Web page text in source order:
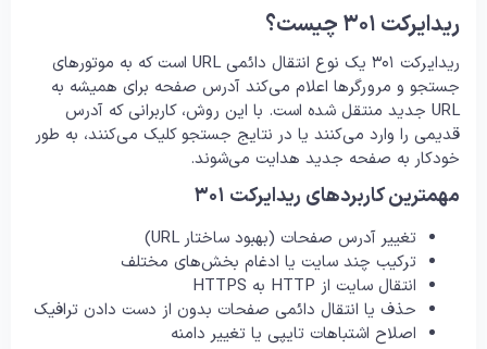
ریدایرکت ۳۰۱ چیست؟
ریدایرکت ۳۰۱ یک نوع انتقال دائمی URL است که به موتورهای
جستجو و مرورگرها اعلام می‌کند آدرس صفحه برای همیشه به
URL جدید منتقل شده است. با این روش، کاربرانی که آدرس
قدیمی را وارد می‌کنند یا در نتایج جستجو کلیک می‌کنند، به طور
خودکار به صفحه جدید هدایت می‌شوند.
مهمترین کاربردهای ریدایرکت ۳۰۱
تغییر آدرس صفحات (بهبود ساختار URL)
ترکیب چند سایت یا ادغام بخش‌های مختلف
انتقال سایت از HTTP به HTTPS
حذف یا انتقال دائمی صفحات بدون از دست دادن ترافیک
اصلاح اشتباهات تایپی یا تغییر دامنه